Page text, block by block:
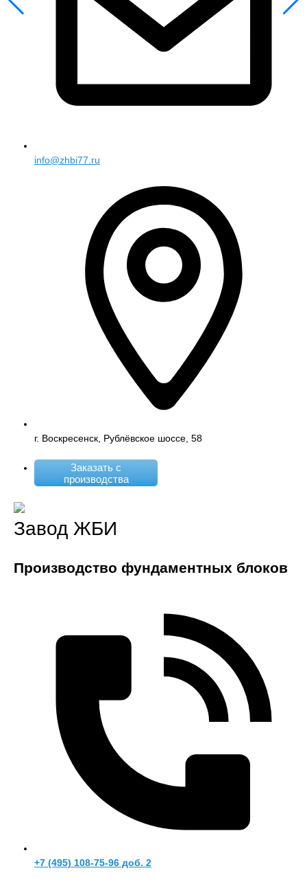
info@zhbi77.ru
г. Воскресенск, Рублёвское шоссе, 58
Заказать с
производства
Завод ЖБИ
Производство фундаментных блоков
+7 (495) 108-75-96 доб. 2